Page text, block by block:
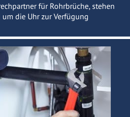
für Rohrbrüche, stehen
die Uhr zur Verfügung